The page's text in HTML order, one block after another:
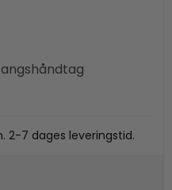
2-7 dages leveringstid.